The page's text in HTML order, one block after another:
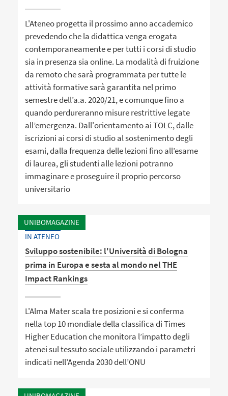
L'Ateneo progetta il prossimo anno accademico
prevedendo che la didattica venga erogata
contemporaneamente e per tutti i corsi di studio
sia in presenza sia online. La modalità di fruizione
da remoto che sarà programmata per tutte le
attività formative sarà garantita nel primo
semestre dell’a.a. 2020/21, e comunque fino a
quando perdureranno misure restrittive legate
all’emergenza. Dall'orientamento ai TOLC, dalle
iscrizioni ai corsi di studio al sostenimento degli
esami, dalla frequenza delle lezioni fino all’esame
di laurea, gli studenti alle lezioni potranno
immaginare e proseguire il proprio percorso
universitario
UNIBOMAGAZINE
IN ATENEO
Sviluppo sostenibile: l'Università di Bologna
prima in Europa e sesta al mondo nel THE
Impact Rankings
L'Alma Mater scala tre posizioni e si conferma
nella top 10 mondiale della classifica di Times
Higher Education che monitora l’impatto degli
atenei sul tessuto sociale utilizzando i parametri
indicati nell’Agenda 2030 dell’ONU